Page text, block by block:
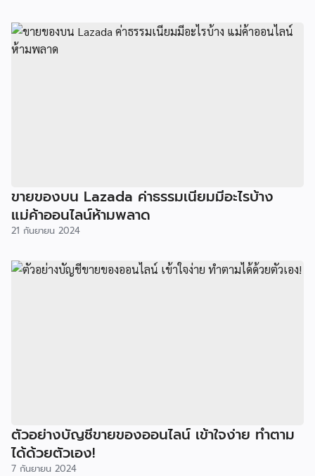
ขายของบน Lazada ค่าธรรมเนียมมีอะไรบ้าง
แม่ค้าออนไลน์ห้ามพลาด
21 กันยายน 2024
ตัวอย่างบัญชีขายของออนไลน์ เข้าใจง่าย ทำตาม
ได้ด้วยตัวเอง!
7 กันยายน 2024